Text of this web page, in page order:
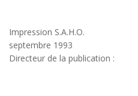
Directeur de la publication :